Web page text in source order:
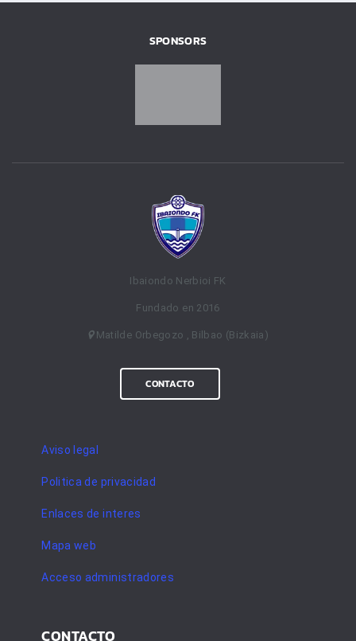
SPONSORS
Ibaiondo Nerbioi FK
Fundado en 2016
Matilde Orbegozo , Bilbao (Bizkaia)
CONTACTO
Aviso legal
Politica de privacidad
Enlaces de interes
Mapa web
Acceso administradores
CONTACTO